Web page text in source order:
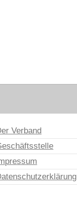
Verband